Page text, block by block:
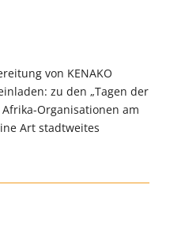
von KENAKO
zu den „Tagen der
Organisationen am
Art stadtweites